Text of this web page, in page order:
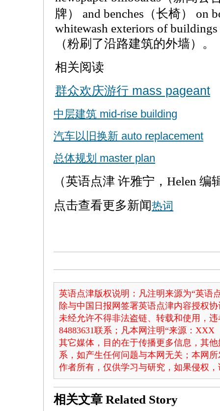
牌） and benches（长椅） on
whitewash exteriors of
（粉刷了沿路建筑的外墙）。
相关阅读
群众欢庆游行 mass pageant
中层建筑 mid-rise building
汽车以旧换新 auto replacement
总体规划 master plan
（英语点津 许雅宁，Helen 编
点击查看更多新闻热词
英语点津版权说明：凡注明来源为“英语
除与中国日报网签署英语点津内容授权
未经允许不得非法盗链、转载和使用，
84883631联系；凡本网注明“来源：
其它媒体，目的在于传播更多信息，其
系，如产生任何问题与本网无关；本网
作者所有，仅供学习与研究，如果侵权
相关文章 Related Story